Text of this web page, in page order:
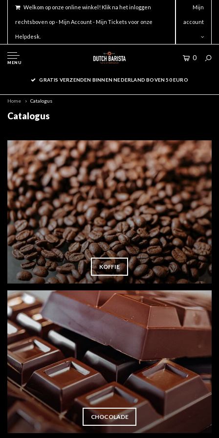
Welkom op onze online winkel! Klik na het inloggen
rechtsboven op - Mijn Account - Mijn Tickets voor onze
Helpdesk.
Mijn
account
MENU
0
ACCESSOIRES OP WERKDAGEN VOOR 16.00 BESTELD WORDEN
Home Catalogus
Catalogus
KOFFIE
CHOCOLADE